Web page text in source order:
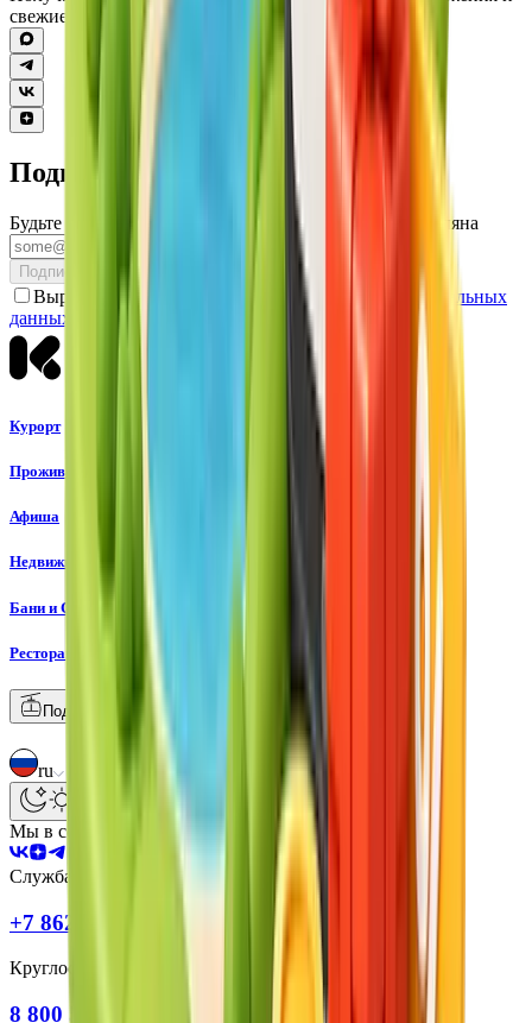
свежие обновления в привычные мессенджеры
Подпишитесь на рассылку
Будьте в курсе акций и событий Курорта Красная Поляна
Подписаться
Выражаю согласие с
условиями обработки Персональных
данных
и Программы лояльности
Курорт
Проживание
Афиша
Недвижимость
Бани и СПА
Рестораны
Подъемники
ru
Мы в соцсетях:
Служба бронирования:
+7 862 245 50 50
Круглосуточная поддержка:
8 800 550 20 20